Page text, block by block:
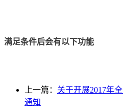
满足条件后会有以下功能
上一篇： 关于开展2017年
通知